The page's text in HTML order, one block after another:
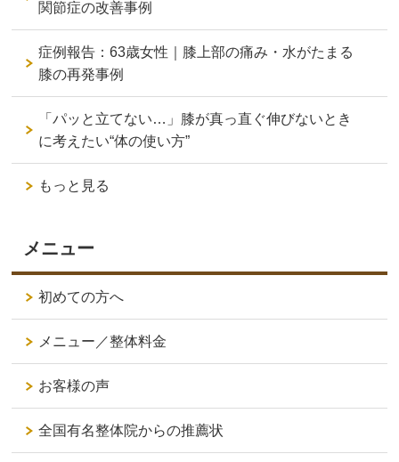
関節症の改善事例
症例報告：63歳女性｜膝上部の痛み・水がたまる
膝の再発事例
「パッと立てない…」膝が真っ直ぐ伸びないとき
に考えたい“体の使い方”
もっと見る
メニュー
初めての方へ
メニュー／整体料金
お客様の声
全国有名整体院からの推薦状